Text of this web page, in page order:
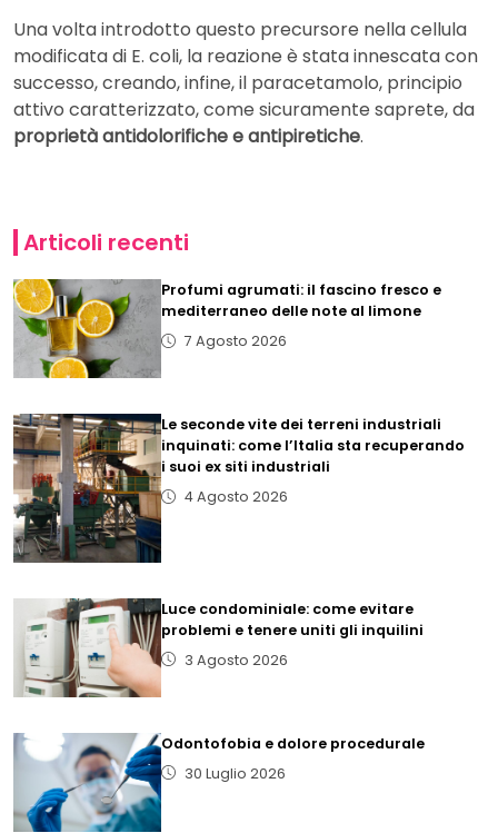
Una volta introdotto questo precursore nella cellula
modificata di E. coli, la reazione è stata innescata con
successo, creando, infine, il paracetamolo, principio
attivo caratterizzato, come sicuramente saprete, da
proprietà antidolorifiche e antipiretiche.
Articoli recenti
Profumi agrumati: il fascino fresco e
mediterraneo delle note al limone
7 Agosto 2026
Le seconde vite dei terreni industriali
inquinati: come l’Italia sta recuperando
i suoi ex siti industriali
4 Agosto 2026
Luce condominiale: come evitare
problemi e tenere uniti gli inquilini
3 Agosto 2026
Odontofobia e dolore procedurale
30 Luglio 2026